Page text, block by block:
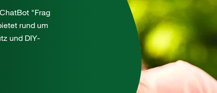
"Frag
rund um
und DIY-